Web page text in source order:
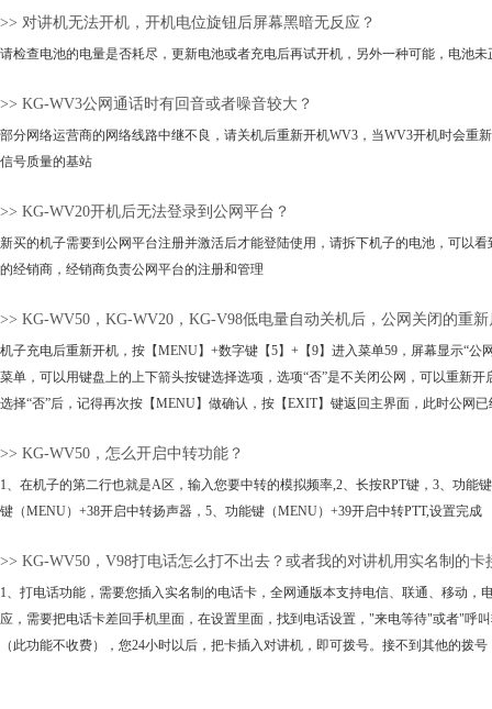
>> 对讲机无法开机，开机电位旋钮后屏幕黑暗无反应？
请检查电池的电量是否耗尽，更新电池或者充电后再试开机，另外一种可能，电池
>> KG-WV3公网通话时有回音或者噪音较大？
部分网络运营商的网络线路中继不良，请关机后重新开机WV3，当WV3开机时会重
信号质量的基站
>> KG-WV20开机后无法登录到公网平台？
新买的机子需要到公网平台注册并激活后才能登陆使用，请拆下机子的电池，可以
的经销商，经销商负责公网平台的注册和管理
>> KG-WV50，KG-WV20，KG-V98低电量自动关机后，公网关闭的重
机子充电后重新开机，按【MENU】+数字键【5】+【9】进入菜单59，屏幕显示“公
菜单，可以用键盘上的上下箭头按键选择选项，选项“否”是不关闭公网，可以重新开
选择“否”后，记得再次按【MENU】做确认，按【EXIT】键返回主界面，此时公网
>> KG-WV50，怎么开启中转功能？
1、在机子的第二行也就是A区，输入您要中转的模拟频率,2、长按RPT键，3、功能
键（MENU）+38开启中转扬声器，5、功能键（MENU）+39开启中转PTT,设置完成
>> KG-WV50，V98打电话怎么打不出去？或者我的对讲机用实名制的
1、打电话功能，需要您插入实名制的电话卡，全网通版本支持电信、联通、移动，
应，需要把电话卡差回手机里面，在设置里面，找到电话设置，"来电等待"或者"呼
（此功能不收费），您24小时以后，把卡插入对讲机，即可拨号。接不到其他的拨